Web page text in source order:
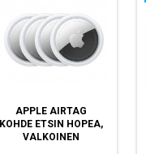
APPLE AIRTAG
KOHDE ETSIN HOPEA,
VALKOINEN